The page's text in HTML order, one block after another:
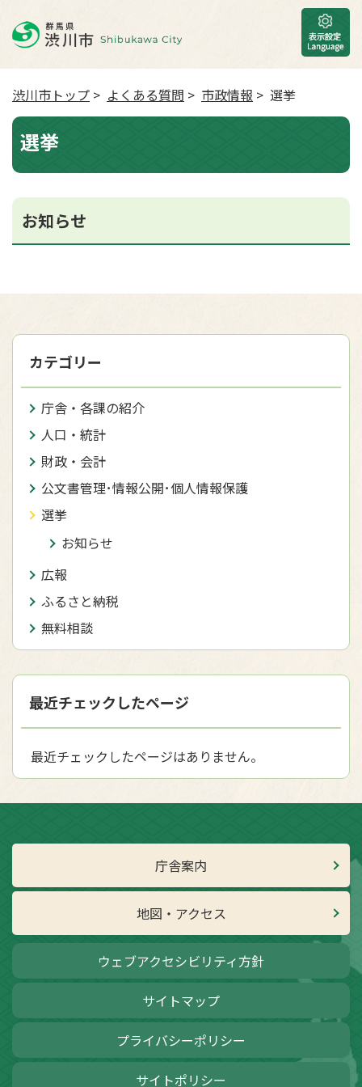
渋川市トップ > よくある質問 > 市政情報 > 選挙
選挙
お知らせ
カテゴリー
庁舎・各課の紹介
人口・統計
財政・会計
公文書管理･情報公開･個人情報保護
選挙
お知らせ
広報
ふるさと納税
無料相談
最近チェックしたページ
最近チェックしたページはありません。
庁舎案内
地図・アクセス
ウェブアクセシビリティ方針
サイトマップ
プライバシーポリシー
サイトポリシー